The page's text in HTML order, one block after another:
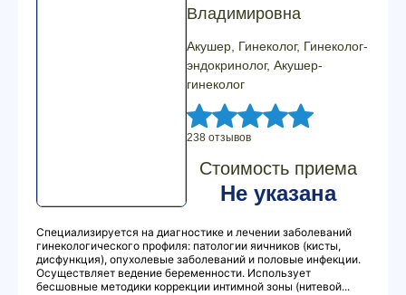
Владимировна
Акушер, Гинеколог, Гинеколог-
эндокринолог, Акушер-
гинеколог
238 отзывов
Стоимость приема
Не указана
Специализируется на диагностике и лечении заболеваний
гинекологического профиля: патологии яичников (кисты,
дисфункция), опухолевые заболеваний и половые инфекции.
Осуществляет ведение беременности. Использует
бесшовные методики коррекции интимной зоны (нитевой...